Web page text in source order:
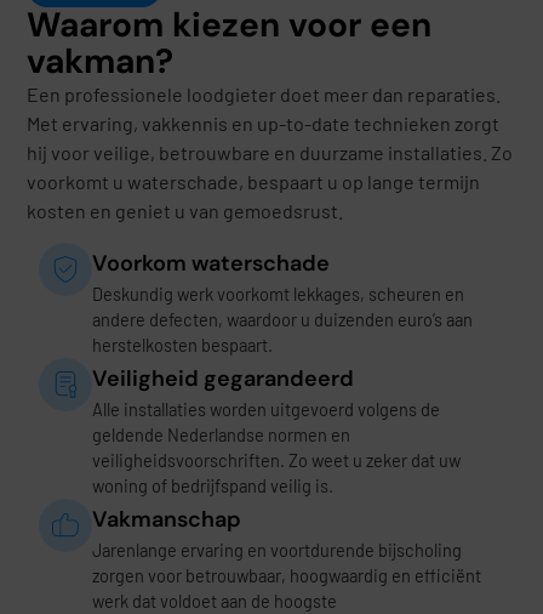
Waarom kiezen voor een
vakman?
Een professionele loodgieter doet meer dan reparaties.
Met ervaring, vakkennis en up-to-date technieken zorgt
hij voor veilige, betrouwbare en duurzame installaties. Zo
voorkomt u waterschade, bespaart u op lange termijn
kosten en geniet u van gemoedsrust.
Voorkom waterschade
Deskundig werk voorkomt lekkages, scheuren en
andere defecten, waardoor u duizenden euro’s aan
herstelkosten bespaart.
Veiligheid gegarandeerd
Alle installaties worden uitgevoerd volgens de
geldende Nederlandse normen en
veiligheidsvoorschriften. Zo weet u zeker dat uw
woning of bedrijfspand veilig is.
Vakmanschap
Jarenlange ervaring en voortdurende bijscholing
zorgen voor betrouwbaar, hoogwaardig en efficiënt
werk dat voldoet aan de hoogste